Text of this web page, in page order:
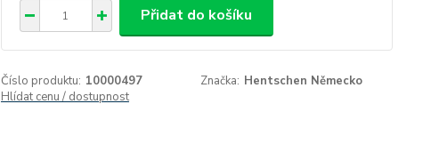
Přidat do košíku
Číslo produktu: 10000497 Značka: Hentschen Německo
Hlídat cenu / dostupnost